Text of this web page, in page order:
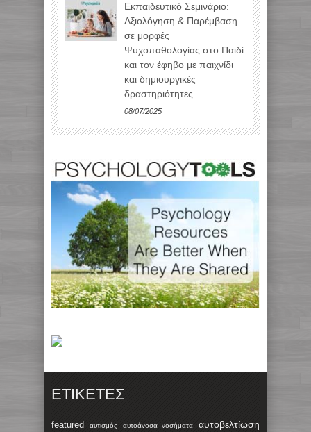
Εκπαιδευτικό Σεμινάριο:
Αξιολόγηση & Παρέμβαση
σε μορφές
Ψυχοπαθολογίας στο Παιδί
και τον έφηβο με παιχνίδι
και δημιουργικές
δραστηριότητες
08/07/2025
ΕΤΙΚΈΤΕΣ
featured αυτισμός αυτοάνοσα νοσήματα αυτοβελτίωση